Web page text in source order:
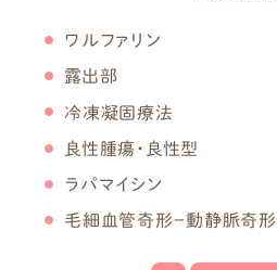
疾患一覧
乳児血管腫
ワルファリン
露出部
冷凍凝固療法
良性腫瘍・良性型
ラパマイシン
毛細血管奇形－動静脈奇形